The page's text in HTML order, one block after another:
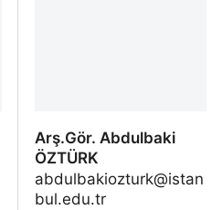
Arş.Gör. Abdulbaki
ÖZTÜRK
abdulbakiozturk@istan
bul.edu.tr